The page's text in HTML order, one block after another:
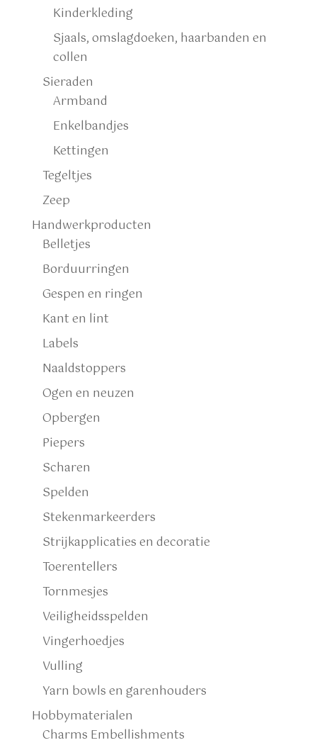
Kinderkleding
Sjaals, omslagdoeken, haarbanden en
collen
Sieraden
Armband
Enkelbandjes
Kettingen
Tegeltjes
Zeep
Handwerkproducten
Belletjes
Borduurringen
Gespen en ringen
Kant en lint
Labels
Naaldstoppers
Ogen en neuzen
Opbergen
Piepers
Scharen
Spelden
Stekenmarkeerders
Strijkapplicaties en decoratie
Toerentellers
Tornmesjes
Veiligheidsspelden
Vingerhoedjes
Vulling
Yarn bowls en garenhouders
Hobbymaterialen
Charms Embellishments